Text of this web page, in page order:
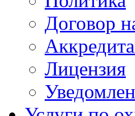
Договор
Лицензия